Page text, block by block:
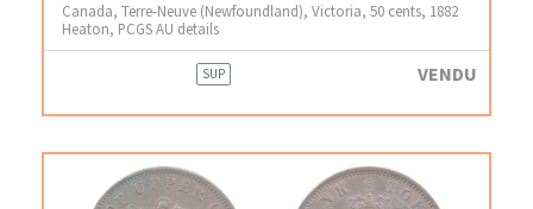
Canada, Terre-Neuve (Newfoundland), Victoria, 50 cents, 1882
Heaton, PCGS AU details
SUP VENDU